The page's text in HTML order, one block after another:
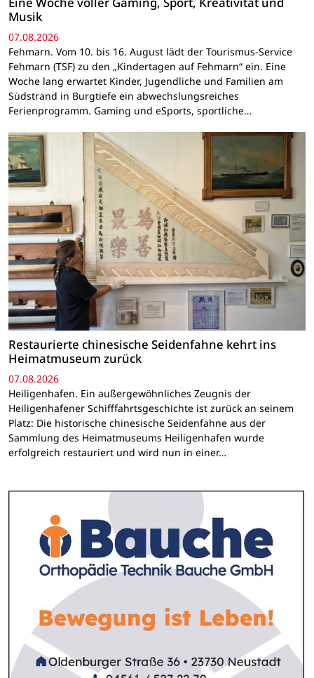
Musik
07.08.2026
Fehmarn. Vom 10. bis 16. August lädt der Tourismus-Service
Fehmarn (TSF) zu den „Kindertagen auf Fehmarn“ ein. Eine
Woche lang erwartet Kinder, Jugendliche und Familien am
Südstrand in Burgtiefe ein abwechslungsreiches
Ferienprogramm. Gaming und eSports, sportliche…
Restaurierte chinesische Seidenfahne kehrt ins
Heimatmuseum zurück
07.08.2026
Heiligenhafen. Ein außergewöhnliches Zeugnis der
Heiligenhafener Schifffahrtsgeschichte ist zurück an seinem
Platz: Die historische chinesische Seidenfahne aus der
Sammlung des Heimatmuseums Heiligenhafen wurde
erfolgreich restauriert und wird nun in einer…